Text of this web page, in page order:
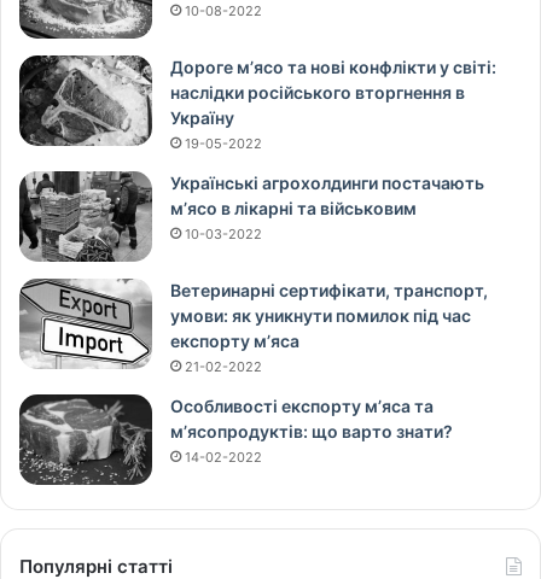
10-08-2022
Дороге м’ясо та нові конфлікти у світі:
наслідки російського вторгнення в
Україну
19-05-2022
Українські агрохолдинги постачають
м’ясо в лікарні та військовим
10-03-2022
Ветеринарні сертифікати, транспорт,
умови: як уникнути помилок під час
експорту м’яса
21-02-2022
Особливості експорту м’яса та
м’ясопродуктів: що варто знати?
14-02-2022
Популярні статті